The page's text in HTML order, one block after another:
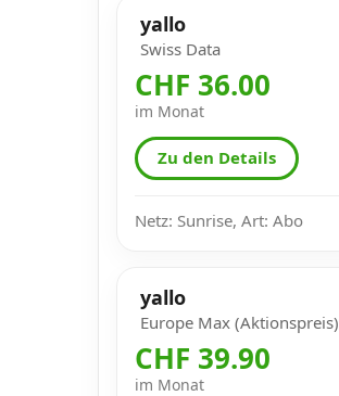
yallo
Swiss Data
CHF 36.00
im Monat
Zu den Details
Netz: Sunrise, Art: Abo
yallo
Europe Max (Aktionspreis)
CHF 39.90
im Monat